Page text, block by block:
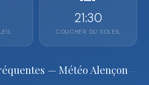
21:30
COUCHER DU SOLEIL
— Météo Alençon